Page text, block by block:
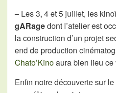
– Les 3, 4 et 5 juillet, les
gARagedont l’atelier est
la construction d’un projet
end de production
Chato’Kinoaura bien lieu ce
Enfin notre découverte sur